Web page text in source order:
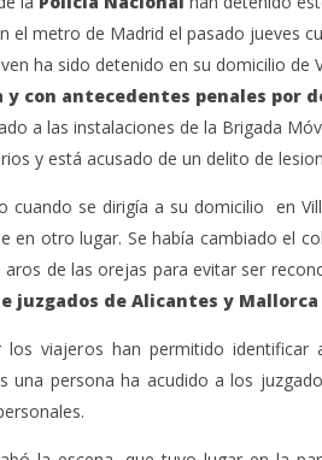
el metro de Madrid el pasado jueves
ha sido detenido en su domicilio de
y con antecedentes penales por
a las instalaciones de la Brigada
y está acusado de un delito de
cuando se dirigía a su domicilio en
en otro lugar. Se había cambiado el
de las orejas para evitar ser
juzgados de Alicantes y
los viajeros han permitido
una persona ha acudido a los